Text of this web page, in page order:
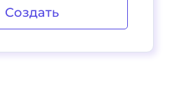
Создать